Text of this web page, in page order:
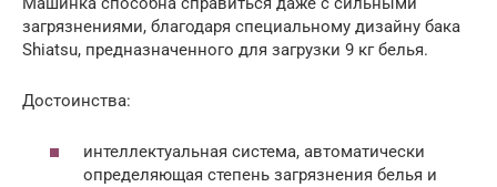
загрязнениями, благодаря специальному дизайну бака
Shiatsu, предназначенного для загрузки 9 кг белья.
Достоинства:
интеллектуальная система, автоматически
определяющая степень загрязнения белья и